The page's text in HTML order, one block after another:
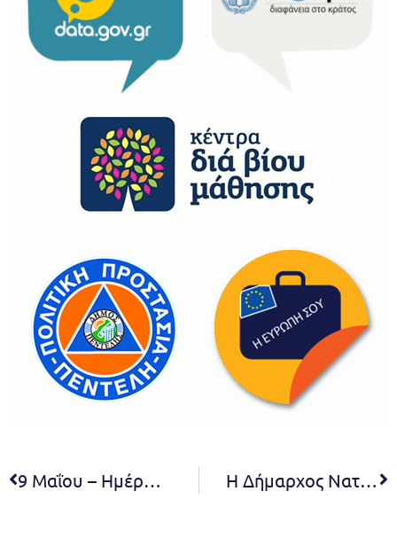
9 Μαΐου – Ημέρα Μνήμης των Εθνικών Αγώνων και της Εθνικής Αντίστασης 1941-1944 Η Δήμαρχος Νατάσσα Κοσμοπούλου στα εγκαίνια της 70ης Ανθοκομικής Έκθεσης Κηφισιάς